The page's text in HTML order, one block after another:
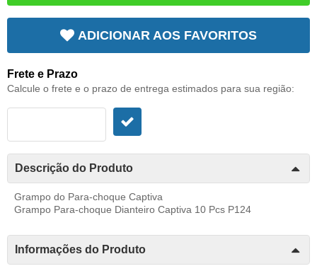
ADICIONAR AOS FAVORITOS
Frete e Prazo
Calcule o frete e o prazo de entrega estimados para sua região:
Descrição do Produto
Grampo do Para-choque Captiva
Grampo Para-choque Dianteiro Captiva 10 Pcs P124
Informações do Produto